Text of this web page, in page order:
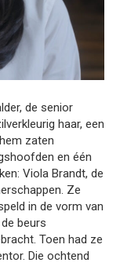
de senior
haar, een
zaten
en één
Viola Brandt, de
Ze
in de vorm van
beurs
Toen had ze
Die ochtend